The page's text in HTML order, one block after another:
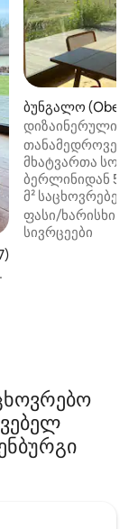
5‑დან
ბუნგალო
დიზაინერული
ხედით / მერკის
თანამედროვე
მხატვართა
ბერლინიდან 50
მ²
გადახურული
სივრცეში დიდი
წყვილებისთვის,
ძაღლებისთვის.
ფასი/ხარისხი
სივრცეები